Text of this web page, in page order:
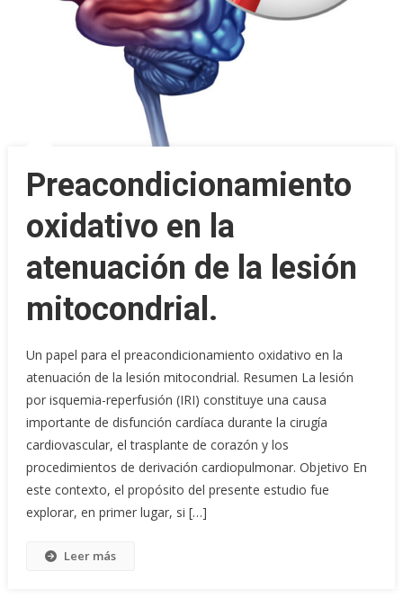
Preacondicionamiento
oxidativo en la
atenuación de la lesión
mitocondrial.
Un papel para el preacondicionamiento oxidativo en la
atenuación de la lesión mitocondrial. Resumen La lesión
por isquemia-reperfusión (IRI) constituye una causa
importante de disfunción cardíaca durante la cirugía
cardiovascular, el trasplante de corazón y los
procedimientos de derivación cardiopulmonar. Objetivo En
este contexto, el propósito del presente estudio fue
explorar, en primer lugar, si […]
Leer más